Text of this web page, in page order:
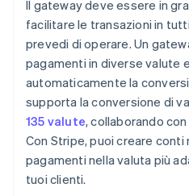
Il gateway deve essere in
facilitare le transazioni in
prevedi di operare. Un
pagamenti in diverse valute
automaticamente la
supporta la conversione di
135 valute, collaborando
Con Stripe, puoi creare
pagamenti nella valuta più
tuoi clienti.